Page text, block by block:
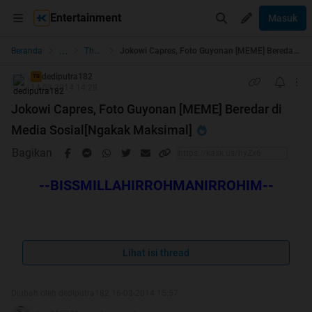
Entertainment Masuk
Beranda ... The Lounge
TS dediputra182
14-03-2014 14:28
Jokowi Capres, Foto Guyonan [MEME] Beredar di
Media Sosial[Ngakak Maksimal]
Bagikan
--BISSMILLAHIRROHMANIRROHIM--
SpoilerforHT:
Lihat isi thread